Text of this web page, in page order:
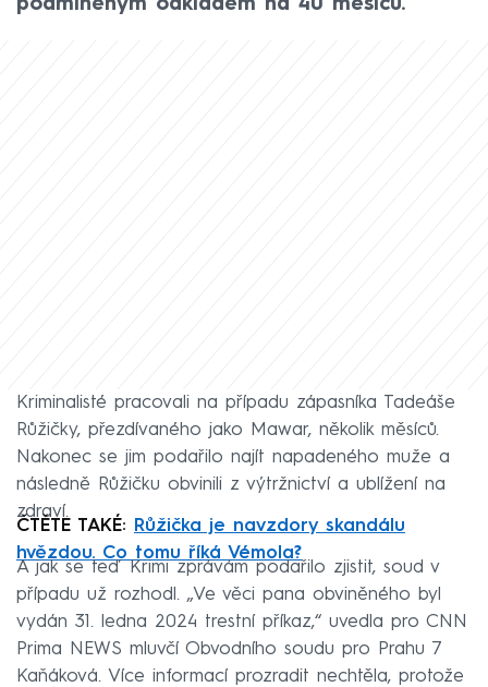
podmíněným odkladem na 40 měsíců.
Kriminalisté pracovali na případu zápasníka Tadeáše
Růžičky, přezdívaného jako Mawar, několik měsíců.
Nakonec se jim podařilo najít napadeného muže a
následně Růžičku obvinili z výtržnictví a ublížení na
zdraví.
ČTĚTE TAKÉ:
Růžička je navzdory skandálu
hvězdou. Co tomu říká Vémola?
A jak se teď Krimi zprávám podařilo zjistit, soud v
případu už rozhodl. „Ve věci pana obviněného byl
vydán 31. ledna 2024 trestní příkaz,“ uvedla pro CNN
Prima NEWS mluvčí Obvodního soudu pro Prahu 7
Kaňáková. Více informací prozradit nechtěla, protože